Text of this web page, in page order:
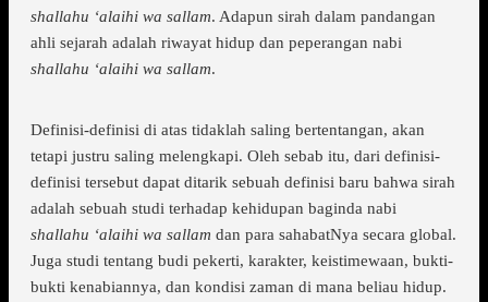
shallahu ‘alaihi wa sallam. Adapun sirah dalam pandangan
ahli sejarah adalah riwayat hidup dan peperangan nabi
shallahu ‘alaihi wa sallam.
Definisi-definisi di atas tidaklah saling bertentangan, akan
tetapi justru saling melengkapi. Oleh sebab itu, dari definisi-
definisi tersebut dapat ditarik sebuah definisi baru bahwa sirah
adalah sebuah studi terhadap kehidupan baginda nabi
shallahu ‘alaihi wa sallam dan para sahabatNya secara global.
Juga studi tentang budi pekerti, karakter, keistimewaan, bukti-
bukti kenabiannya, dan kondisi zaman di mana beliau hidup.